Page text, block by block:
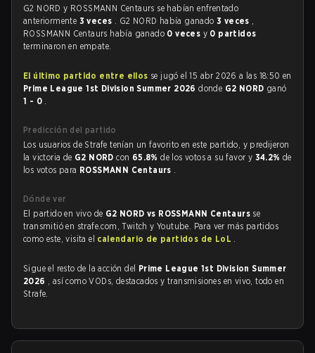
G2 NORD y ROSSMANN Centaurs se habían enfrentado
anteriormente 3 veces . G2 NORD había ganado3 veces ,
ROSSMANN Centaurs había ganado 0 veces y 0 partidos
terminaron en empate.
El último partido entre ellos se jugó el 15 abr 2026 a las 18:50 en
Prime League 1st Division Summer 2026donde G2 NORD ganó
1 - 0 .
Predicción del partido
Los usuarios de Strafe tenían un favorito en este partido, y predijeron
la victoria de G2 NORDcon 65.8%de los votos a su favor y 34.2%de
los votos para ROSSMANN Centaurs .
Dónde ver
El partido en vivo de G2 NORD vs ROSSMANN Centaurs se
transmitió en strafe.com, Twitch y Youtube. Para ver más partidos
como este, visita el calendario de partidos de LoL .
Sigue el resto de la acción del Prime League 1st Division Summer
2026 , así como VODs, destacados y transmisiones en vivo, todo en
Strafe.